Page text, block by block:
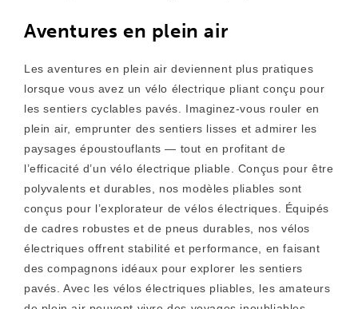
Aventures en plein air
Les aventures en plein air deviennent plus pratiques
lorsque vous avez un vélo électrique pliant conçu pour
les sentiers cyclables pavés. Imaginez-vous rouler en
plein air, emprunter des sentiers lisses et admirer les
paysages époustouflants — tout en profitant de
l’efficacité d’un vélo électrique pliable. Conçus pour être
polyvalents et durables, nos modèles pliables sont
conçus pour l’explorateur de vélos électriques. Équipés
de cadres robustes et de pneus durables, nos vélos
électriques offrent stabilité et performance, en faisant
des compagnons idéaux pour explorer les sentiers
pavés. Avec les vélos électriques pliables, les amateurs